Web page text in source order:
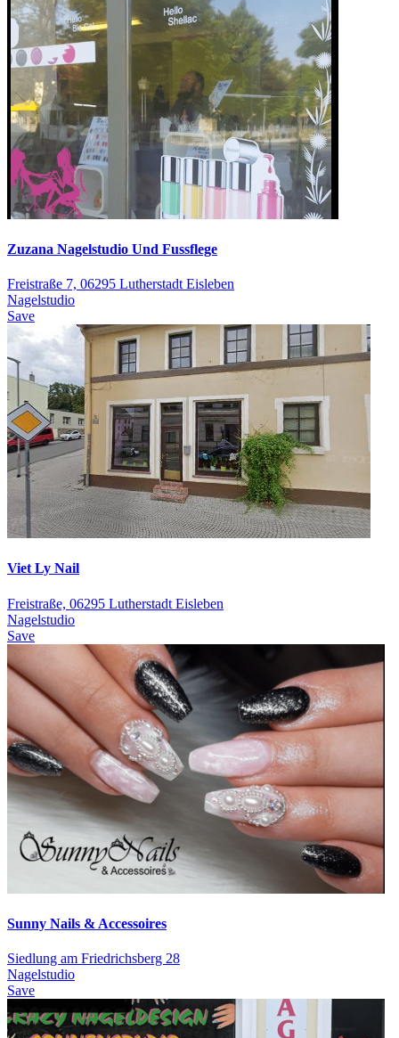
Zuzana Nagelstudio Und Fussflege
Freistraße 7, 06295 Lutherstadt Eisleben
Nagelstudio
Save
Viet Ly Nail
Freistraße, 06295 Lutherstadt Eisleben
Nagelstudio
Save
Sunny Nails & Accessoires
Siedlung am Friedrichsberg 28
Nagelstudio
Save